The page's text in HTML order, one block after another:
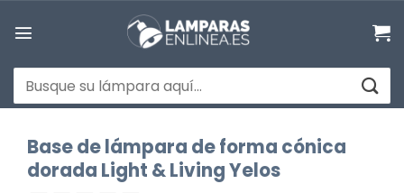
Buscar
por:
Base de lámpara de forma cónica
dorada Light & Living Yelos